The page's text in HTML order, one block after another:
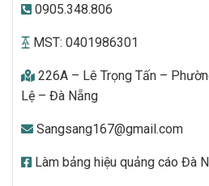
0905.348.806
MST: 0401986301
226A – Lê Trọng Tấn –
Lệ – Đà Nẵng
Sangsang167@gmail.com
Làm bảng hiệu quảng cáo Đà